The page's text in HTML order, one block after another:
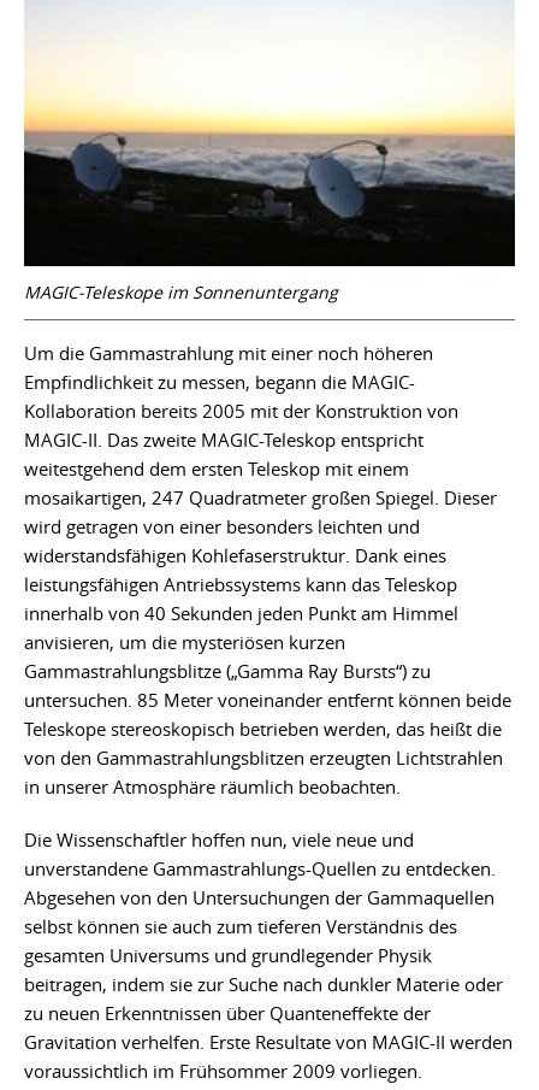
MAGIC-Teleskope im Sonnenuntergang
Um die Gammastrahlung mit einer noch höheren
Empfindlichkeit zu messen, begann die MAGIC-
Kollaboration bereits 2005 mit der Konstruktion von
MAGIC-II. Das zweite MAGIC-Teleskop entspricht
weitestgehend dem ersten Teleskop mit einem
mosaikartigen, 247 Quadratmeter großen Spiegel. Dieser
wird getragen von einer besonders leichten und
widerstandsfähigen Kohlefaserstruktur. Dank eines
leistungsfähigen Antriebssystems kann das Teleskop
innerhalb von 40 Sekunden jeden Punkt am Himmel
anvisieren, um die mysteriösen kurzen
Gammastrahlungsblitze („Gamma Ray Bursts“) zu
untersuchen. 85 Meter voneinander entfernt können beide
Teleskope stereoskopisch betrieben werden, das heißt die
von den Gammastrahlungsblitzen erzeugten Lichtstrahlen
in unserer Atmosphäre räumlich beobachten.
Die Wissenschaftler hoffen nun, viele neue und
unverstandene Gammastrahlungs-Quellen zu entdecken.
Abgesehen von den Untersuchungen der Gammaquellen
selbst können sie auch zum tieferen Verständnis des
gesamten Universums und grundlegender Physik
beitragen, indem sie zur Suche nach dunkler Materie oder
zu neuen Erkenntnissen über Quanteneffekte der
Gravitation verhelfen. Erste Resultate von MAGIC-II werden
voraussichtlich im Frühsommer 2009 vorliegen.